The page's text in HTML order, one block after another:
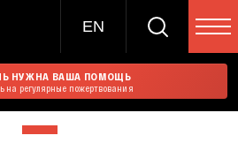
EN
НУЖНА ВАША ПОМОЩЬ
на регулярные пожертвования